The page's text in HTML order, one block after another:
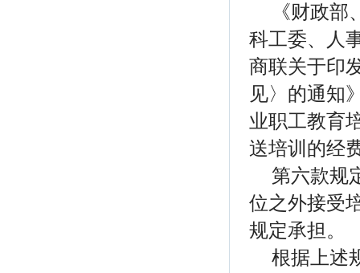
《财政
科工委、人
商联关于印
见〉的通知
业职工教育
送培训的经
第六款规
位之外接受
规定承担。
根据上述